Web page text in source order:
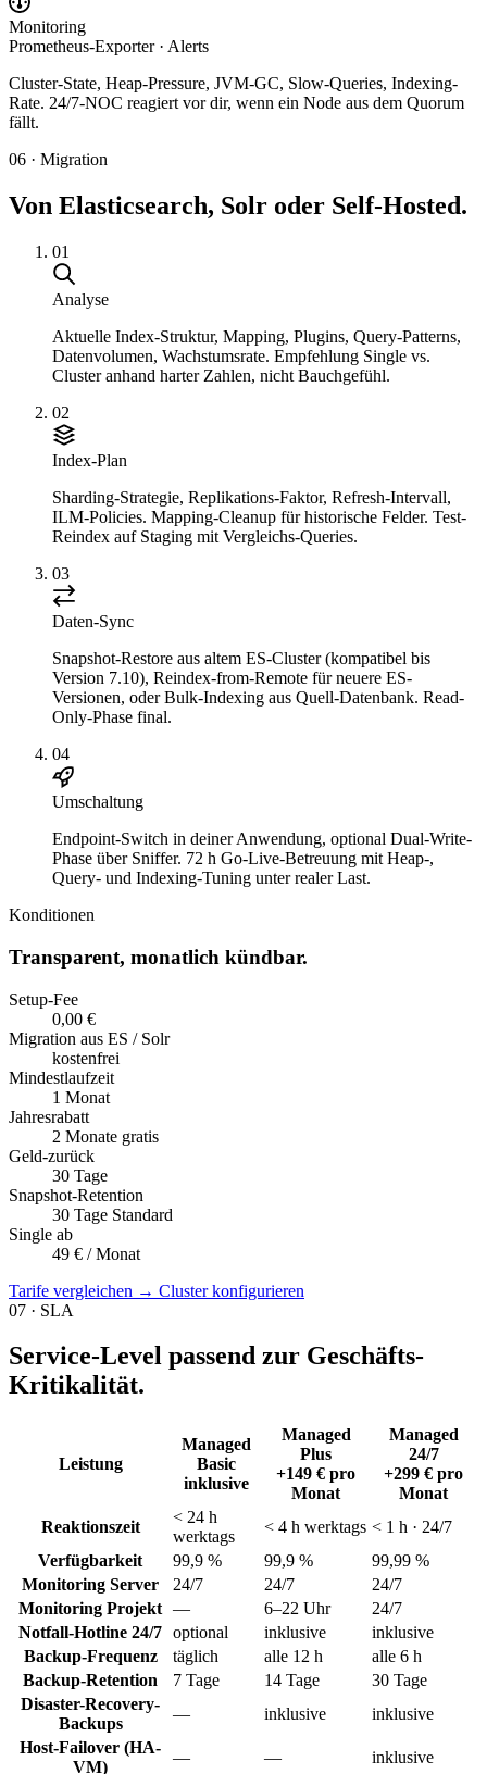
Monitoring
Prometheus-Exporter · Alerts
Cluster-State, Heap-Pressure, JVM-GC, Slow-Queries, Indexing-
Rate. 24/7-NOC reagiert vor dir, wenn ein Node aus dem Quorum
fällt.
06 · Migration
Von Elasticsearch, Solr oder Self-Hosted.
01
Analyse
Aktuelle Index-Struktur, Mapping, Plugins, Query-Patterns,
Datenvolumen, Wachstumsrate. Empfehlung Single vs.
Cluster anhand harter Zahlen, nicht Bauchgefühl.
02
Index-Plan
Sharding-Strategie, Replikations-Faktor, Refresh-Intervall,
ILM-Policies. Mapping-Cleanup für historische Felder. Test-
Reindex auf Staging mit Vergleichs-Queries.
03
Daten-Sync
Snapshot-Restore aus altem ES-Cluster (kompatibel bis
Version 7.10), Reindex-from-Remote für neuere ES-
Versionen, oder Bulk-Indexing aus Quell-Datenbank. Read-
Only-Phase final.
04
Umschaltung
Endpoint-Switch in deiner Anwendung, optional Dual-Write-
Phase über Sniffer. 72 h Go-Live-Betreuung mit Heap-,
Query- und Indexing-Tuning unter realer Last.
Konditionen
Transparent, monatlich kündbar.
Setup-Fee
0,00 €
Migration aus ES / Solr
kostenfrei
Mindestlaufzeit
1 Monat
Jahresrabatt
2 Monate gratis
Geld-zurück
30 Tage
Snapshot-Retention
30 Tage Standard
Single ab
49 € / Monat
Tarife vergleichen → Cluster konfigurieren
07 · SLA
Service-Level passend zur Geschäfts-
Kritikalität.
Leistung
Managed
Basic
inklusive
Managed
Plus
+149 € pro
Monat
Managed
24/7
+299 € pro
Monat
Reaktionszeit
< 24 h
werktags
< 4 h werktags < 1 h · 24/7
Verfügbarkeit
99,9 % 99,9 %
99,99 %
Monitoring Server
24/7 24/7
24/7
Monitoring Projekt — 6–22 Uhr
24/7
Notfall-Hotline 24/7 optional inklusive
inklusive
Backup-Frequenz
täglich alle 12 h
alle 6 h
Backup-Retention
7 Tage 14 Tage
30 Tage
Disaster-Recovery-
Backups
— inklusive
inklusive
Host-Failover (HA-
VM)
— —
inklusive